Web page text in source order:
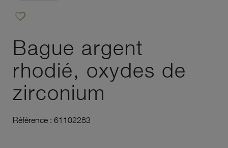
favorite_border
Bague argent
rhodié, oxydes de
zirconium
Référence : 61102283